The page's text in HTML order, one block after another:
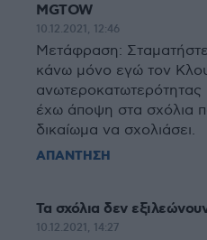
MGTOW
10.12.2021, 12:46
Μετάφραση:
κάνω μόνο εγώ τον
έχω άποψη στα σχόλια
δικαίωμα να σχολιάσει.
ΑΠΑΝΤΗΣΗ
Τα σχόλια δεν
10.12.2021, 14:27